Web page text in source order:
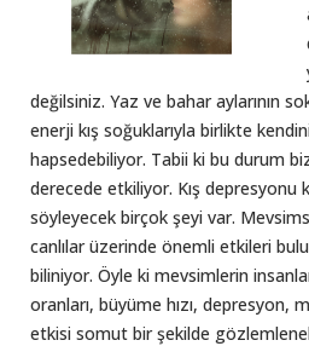
değilsiniz. Yaz ve bahar aylarının
enerji kış soğuklarıyla birlikte
hapsedebiliyor. Tabii ki bu durum
derecede etkiliyor. Kış depresyonu
söyleyecek birçok şeyi var.
canlılar üzerinde önemli etkileri
biliniyor. Öyle ki mevsimlerin
oranları, büyüme hızı, depresyon,
etkisi somut bir şekilde